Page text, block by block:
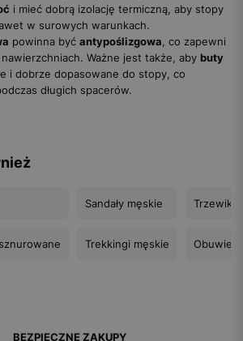
i mieć dobrą izolację termiczną, aby stopy
w surowych warunkach.
powinna być antypoślizgowa , co zapewni
Ważne jest także, aby buty
i dobrze dopasowane do stopy, co
długich spacerów.
Sandały męskie
Trekkingi męskie
Trzewiki
Obuwie
BEZPIECZNE ZAKUPY